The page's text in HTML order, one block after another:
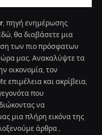
, πηγή ενημέρωσης
θα διαβάσετε μια
των πιο πρόσφατων
μας. Ανακαλύψτε τα
οικονομία, τον
επιμέλεια και ακρίβεια,
που
να
μια πλήρη εικόνα της
άρθρα ,